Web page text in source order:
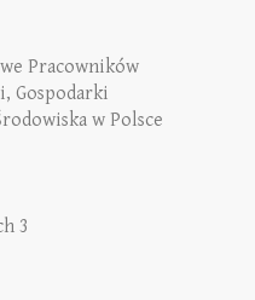
Pracowników
Gospodarki
w Polsce
3